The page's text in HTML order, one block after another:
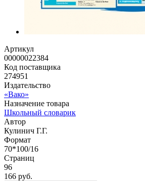
Артикул
00000022384
Код поставщика
274951
Издательство
«Вако»
Назначение товара
Школьный словарик
Автор
Кулинич Г.Г.
Формат
70*100/16
Страниц
96
166 руб.